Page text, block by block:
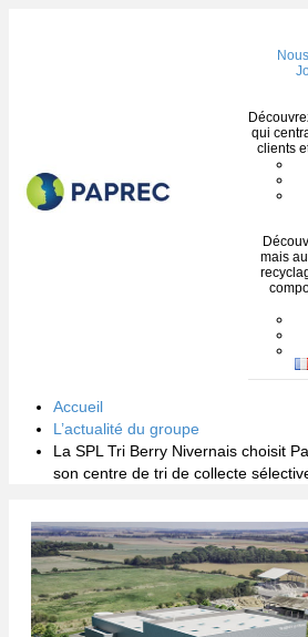
qui
clients
mais
Accueil
L’actualité du groupe
La SPL Tri Berry Nivernais choisit
son centre de tri de collecte